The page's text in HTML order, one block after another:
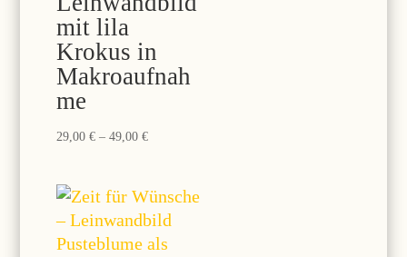
mit lila
Krokus in
Makroaufnah
me
29,00€ –49,00€Preisspanne:
49,00 €